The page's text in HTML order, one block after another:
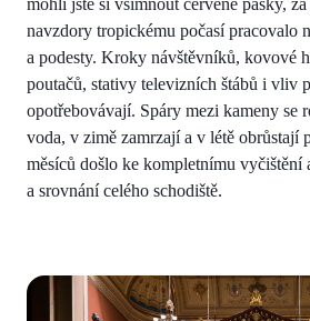
mohli jste si všimnout červené pásky,
navzdory tropickému počasí pracovalo
a podesty. Kroky návštěvníků, kovové
poutačů, stativy televizních štábů i vliv
opotřebovávají. Spáry mezi kameny se
voda, v zimě zamrzají a v létě obrůstají
měsíců došlo ke kompletnímu vyčištění
a srovnání celého schodiště.